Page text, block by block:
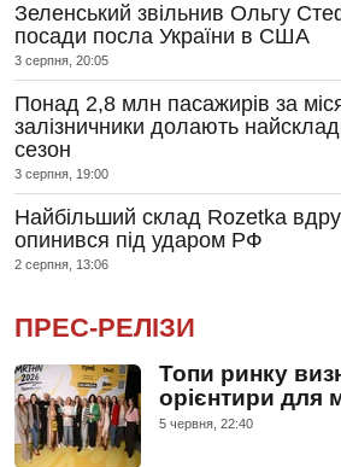
Зеленський звільнив Ольгу
посади посла України в США
3 серпня, 20:05
Понад 2,8 млн пасажирів за
залізничники долають
сезон
3 серпня, 19:00
Найбільший склад Rozetka
опинився під ударом РФ
2 серпня, 13:06
ПРЕС-РЕЛІЗИ
Топи ринку
орієнтири для
5 червня, 22:40